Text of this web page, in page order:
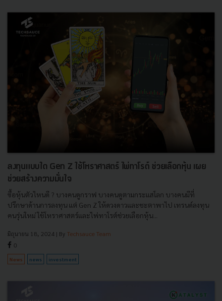
ลงทุนแบบใด Gen Z ใช้โหราศาสตร์ ไพ่ทาโรต์ ช่วยเลือกหุ้น เผย
ช่วยสร้างความมั่นใจ
ซื้อหุ้นตัวไหนดี ? บางคนดูกราฟ บางคนดูตามกระแสโลก บางคนมีที่
ปรึกษาด้านการลงทุน แต่ Gen Z ให้ดวงดาวและชะตาพาไป เทรนด์ลงทุน
คนรุ่นใหม่ ใช้โหราศาสตร์และไพ่ทาโรต์ช่วยเลือกหุ้น...
มิถุนายน 18, 2024 | By Techsauce Team
0
News news investment